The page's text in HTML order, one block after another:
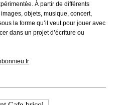
À partir de différents
objets, musique, concert,
la forme qu’il veut pour jouer avec
dans un projet d’écriture ou